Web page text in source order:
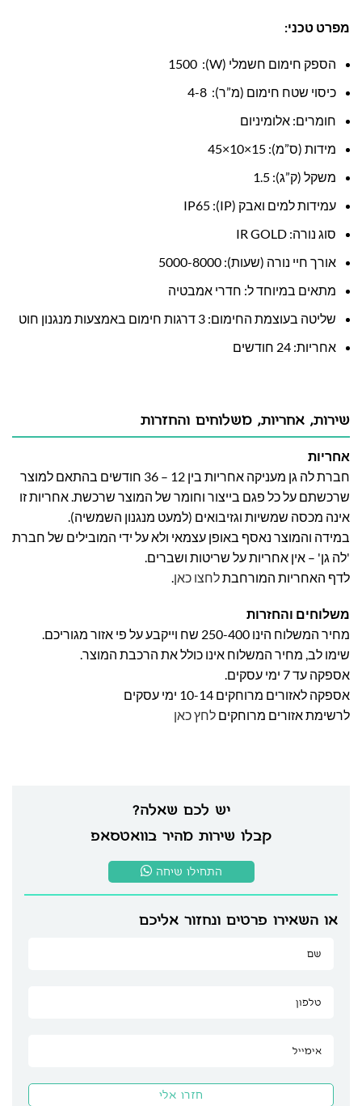
מפרט טכני:
הספק חימום חשמלי (W): 1500
כיסוי שטח חימום (מ”ר): 4-8
חומרים: אלומיניום
מידות (ס”מ): 15×10×45
משקל (ק”ג): 1.5
עמידות למים ואבק (IP): IP65
סוג נורה: IR GOLD
אורך חיי נורה (שעות): 5000-8000
מתאים במיוחד ל: חדרי אמבטיה
שליטה בעוצמת החימום: 3 דרגות חימום באמצעות מנגנון חוט
אחריות: 24 חודשים
יש לכם שאלה?
קבלו שירות מהיר בוואטסאפ
התחילו שיחה
או השאירו פרטים ונחזור אליכם
שירות, אחריות, משלוחים והחזרות
אחריות
חברת לה גן מעניקה אחריות בין 12 – 36 חודשים בהתאם למוצר
שרכשתם על כל פגם בייצור וחומר של המוצר שרכשת. אחריות זו
אינה מכסה שמשיות וגזיבואים (למעט מנגנון השמשיה).
במידה והמוצר נאסף באופן עצמאי ולא על ידי המובילים של חברת
'לה גן' – אין אחריות על שריטות ושברים.
לדף האחריות המורחבתלחצו כאן.
משלוחים והחזרות
מחיר המשלוח הינו 250-400 שח וייקבע על פי אזור מגוריכם.
שימו לב, מחיר המשלוח אינו כולל את הרכבת המוצר.
אספקה עד 7 ימי עסקים.
אספקה לאזורים מרוחקים 10-14 ימי עסקים
לרשימת אזורים מרוחקים לחץ כאן